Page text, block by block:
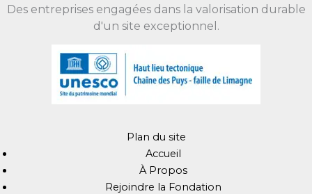
Des entreprises engagées dans la valorisation durable
d'un site exceptionnel.
Plan du site
Accueil
À Propos
Rejoindre la Fondation